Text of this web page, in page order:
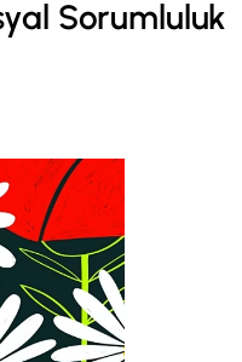
Sorumluluk